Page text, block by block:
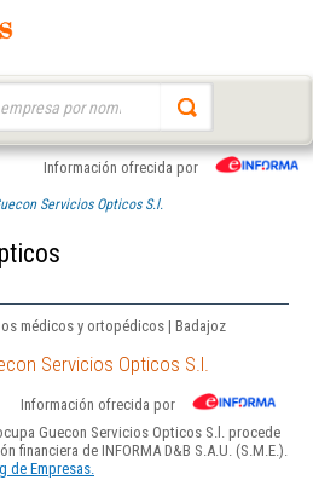
Información ofrecida por
Servicios Opticos S.l.
médicos y ortopédicos | Badajoz
Servicios Opticos S.l.
Información ofrecida por
Guecon Servicios Opticos S.l. procede
financiera de INFORMA D&B S.A.U. (S.M.E.).
de Empresas.